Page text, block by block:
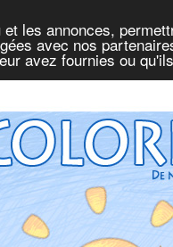
les annonces,
avec nos
avez fournies ou